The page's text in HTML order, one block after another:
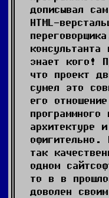
дописывал
HTML-
знает кого!
что проект
сумел это
его
архитектуре
офигительно.
так
одном
то в в
доволен